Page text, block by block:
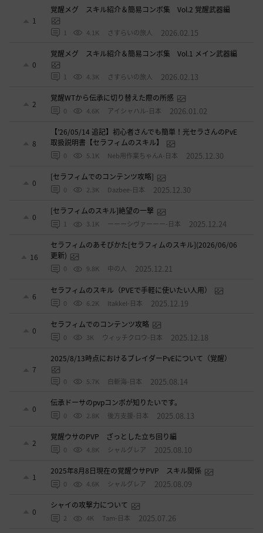
1
覚醒メグ スキル紹介＆簡易コンボ集 Vol.2 覚醒武器編
1 4.1K さすらいの旅人 2026.02.15
0
覚醒メグ スキル紹介＆簡易コンボ集 Vol.1 メイン武器編
1 4.3K さすらいの旅人 2026.02.13
2
覚醒WTから伝承に切り替えた際の所感
0 4.6K アイシャハル-日本 2026.01.02
8
【’26/05/14 追記】初心者さんでも簡単！光セラさんのPvE
取扱説明書【セラフィムのスキル】
0 5.1K Neb用作業ちゃんA-日本 2025.12.30
0
[セラフィムでのコンテンツ攻略]
0 2.3K Dazbee-日本 2025.12.30
0
[セラフィムのスキル]絶望の一撃
1 3.1K ーーーシヴァーーー-日本 2025.12.24
16
セラフィムのあそびかた[セラフィムのスキル](2026/06/06
更新)
0 9.8K 中の人 2025.12.21
6
セラフィムのスキル（PVEで手軽に使いたい人用）
0 6.2K ItakkeI-日本 2025.12.19
0
セラフィムでのコンテンツ攻略
0 3K ウィッチクロウ-日本 2025.12.18
7
2025/8/13時点におけるブレイダーPvEについて（覚醒）
0 5.7K 白斬海-日本 2025.08.14
0
伝承ドーサのpvpコンボが知りたいです。
0 2.8K 後方支援-日本 2025.08.13
2
覚醒ウサのPVP ざっとした立ち回り編
0 4.8K シャルグレア 2025.08.10
1
2025年8月8日現在の覚醒ウサPVP スキル関係
0 4.6K シャルグレア 2025.08.09
0
シャイの攻撃力について
2 4K Tam-日本 2025.07.26